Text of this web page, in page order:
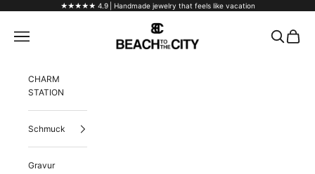
★★★★★ 4.9 | Handmade jewelry that feels like vacation
Beach to the City
Navigation menu Search
Cart
CHARM
STATION
Schmuck
Gravur